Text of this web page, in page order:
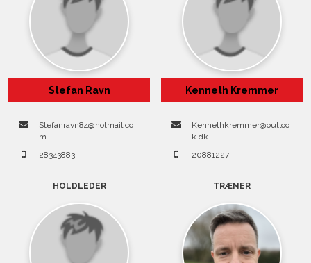
Stefan Ravn
Stefanravn84@hotmail.co
m
28343883
Kenneth Kremmer
Kennethkremmer@outloo
k.dk
20881227
HOLDLEDER TRÆNER